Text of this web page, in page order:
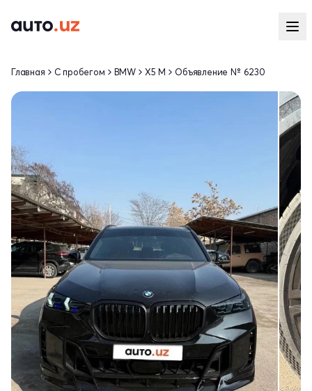
Главная С пробегом BMW X5 M Объявление № 6230